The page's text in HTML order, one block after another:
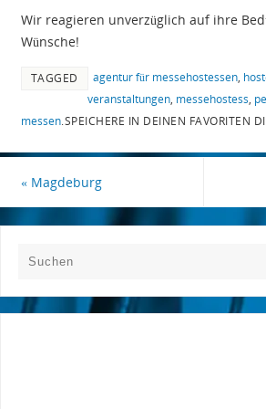
Wir reagieren unverzüglich auf ihre
Wünsche!
TAGGED agentur für messehostessen,
veranstaltungen, messehostess,
messen.SPEICHERE IN DEINEN FAVORITEN
«Magdeburg